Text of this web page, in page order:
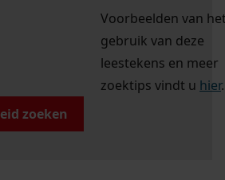
Voorbeelden van
gebruik van deze
leestekens en meer
zoektips vindt u hier.
zoeken